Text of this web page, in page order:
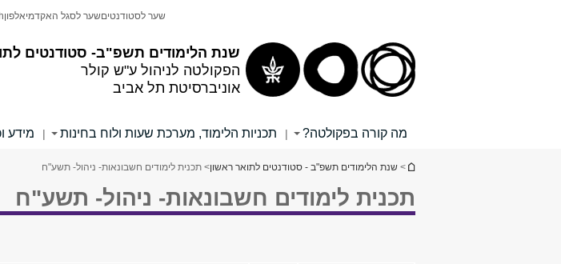
שנת הלימודים תשפ"ב- סטודנטים
הפקולטה לניהול ע"ש קולר
אוניברסיטת תל אביב
שער לסטודנטיםשער לסגל האקדמיאלפון
מה קורה בפקולטה? | תכניות הלימוד, מערכת שעות ולוח בחינות | מידע
הינך נמצא כאן
> שנת הלימודים תשפ"ב - סטודנטים לתואר ראשון> תכנית לימודים חשבונאות- ניהול- תשע"ח
תכנית לימודים חשבונאות- ניהול- תשע"ח